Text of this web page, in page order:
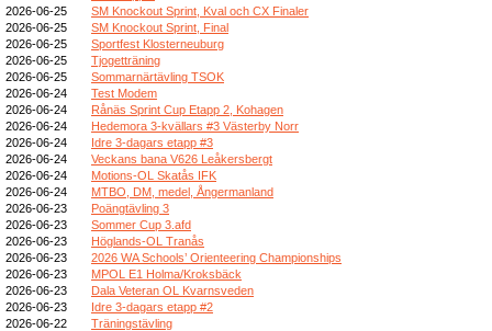
2026-06-25
SM Knockout Sprint, Kval och CX Finaler
2026-06-25
SM Knockout Sprint, Final
2026-06-25
Sportfest Klosterneuburg
2026-06-25
Tjogetträning
2026-06-25
Sommarnärtävling TSOK
2026-06-24
Test Modem
2026-06-24
Rånäs Sprint Cup Etapp 2, Kohagen
2026-06-24
Hedemora 3-kvällars #3 Västerby Norr
2026-06-24
Idre 3-dagars etapp #3
2026-06-24
Veckans bana V626 Leåkersbergt
2026-06-24
Motions-OL Skatås IFK
2026-06-24
MTBO, DM, medel, Ångermanland
2026-06-23
Poängtävling 3
2026-06-23
Sommer Cup 3.afd
2026-06-23
Höglands-OL Tranås
2026-06-23
2026 WA Schools’ Orienteering Championships
2026-06-23
MPOL E1 Holma/Kroksbäck
2026-06-23
Dala Veteran OL Kvarnsveden
2026-06-23
Idre 3-dagars etapp #2
2026-06-22
Träningstävling